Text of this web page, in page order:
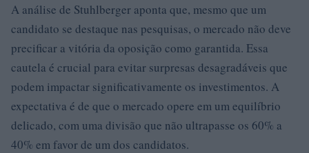
A análise de Stuhlberger aponta que, mesmo que um
candidato se destaque nas pesquisas, o mercado não deve
precificar a vitória da oposição como garantida. Essa
cautela é crucial para evitar surpresas desagradáveis que
podem impactar significativamente os investimentos. A
expectativa é de que o mercado opere em um equilíbrio
delicado, com uma divisão que não ultrapasse os 60% a
40% em favor de um dos candidatos.